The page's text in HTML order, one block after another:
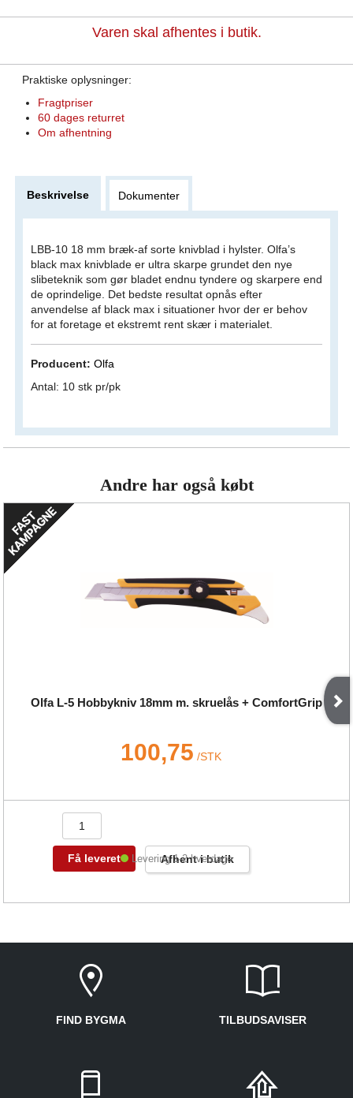
Varen skal afhentes i butik.
Praktiske oplysninger:
Fragtpriser
60 dages returret
Om afhentning
Beskrivelse Dokumenter
LBB-10 18 mm bræk-af sorte knivblad i hylster. Olfa’s
black max knivblade er ultra skarpe grundet den nye
slibeteknik som gør bladet endnu tyndere og skarpere end
de oprindelige. Det bedste resultat opnås efter
anvendelse af black max i situationer hvor der er behov
for at foretage et ekstremt rent skær i materialet.
Producent: Olfa
Antal: 10 stk pr/pk
Andre har også købt
Olfa L-5 Hobbykniv 18mm m. skruelås + ComfortGrip
100,75 /STK
Få leveret Afhent i butik
Levering 1-2 hverdage
FIND BYGMA TILBUDSAVISER